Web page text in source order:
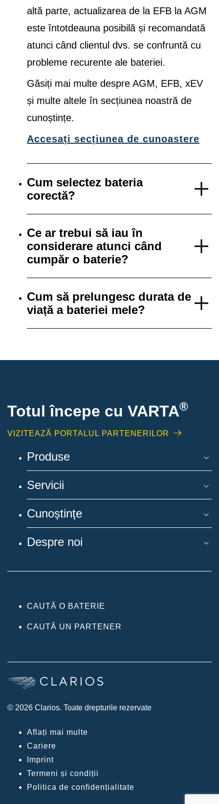
altă parte, actualizarea de la EFB la AGM
este întotdeauna posibilă și recomandată
atunci când clientul dvs. se confruntă cu
probleme recurente ale bateriei.
Găsiți mai multe despre AGM, EFB, xEV
și multe altele în secțiunea noastră de
cunoștințe.
Accesați secțiunea de cunoastere
Cum selectez bateria
corectă?
Ce ar trebui să iau în
considerare atunci când
cumpăr o baterie?
Cum să prelungesc durata de
viață a bateriei mele?
Totul începe cu VARTA®
VIZITEAZĂ PORTALUL PARTENERILOR
Produse
Servicii
Cunoștințe
Despre noi
CAUTĂ O BATERIE
CAUTĂ UN PARTENER
© 2026 Clarios. Toate drepturile rezervate
Aflați mai multe
Cariere
Imprint
Termeni și condiții
Politica de confidențialitate